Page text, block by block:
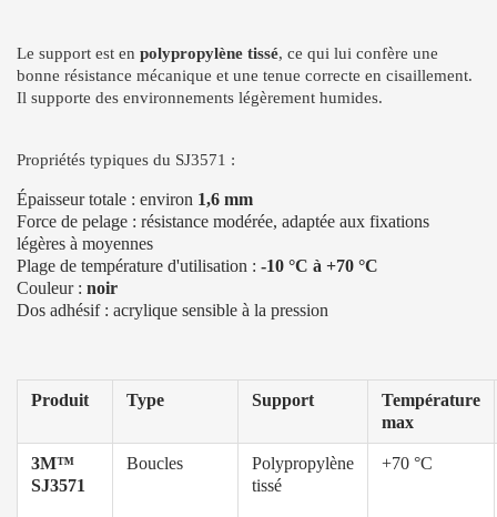
Le support est en polypropylène tissé, ce qui lui confère une
bonne résistance mécanique et une tenue correcte en cisaillement.
Il supporte des environnements légèrement humides.
Propriétés typiques du SJ3571 :
Épaisseur totale : environ 1,6 mm
Force de pelage : résistance modérée, adaptée aux fixations
légères à moyennes
Plage de température d'utilisation : -10 °C à +70 °C
Couleur : noir
Dos adhésif : acrylique sensible à la pression
Produit Type Support
Température
max
3M™
SJ3571
Boucles
Polypropylène
tissé
+70 °C